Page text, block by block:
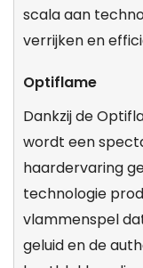
scala aan
verrijken en
Optiflame
Dankzij de
wordt een
haardervaring
technologie
vlammenspel
geluid en de